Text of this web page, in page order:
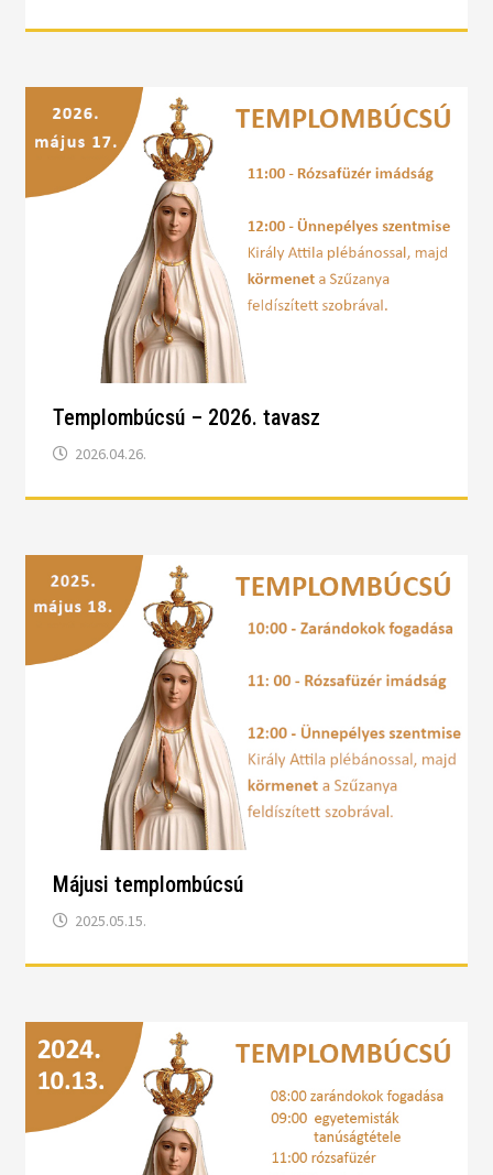
Templombúcsú – 2026. tavasz
2026.04.26.
Májusi templombúcsú
2025.05.15.